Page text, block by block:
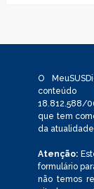
O
conteúdo
18.812.588/
que tem
da
Atenção:
formulário
não temos